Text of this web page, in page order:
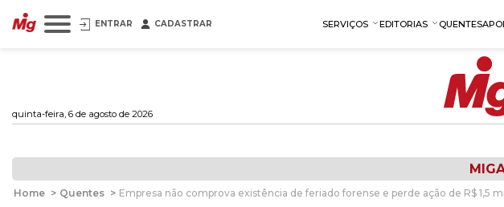
ENTRAR CADASTRAR SERVIÇOS EDITORIAS QUENTES
quinta-feira, 6 de agosto de 2026
Home > Quentes > Empresa não comprova existência de feriado forense e perde ação de R$ 1,5 mi